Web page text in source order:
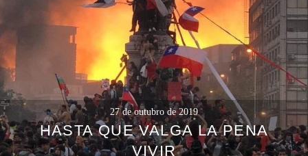
27 de outubro de 2019
HASTA QUE VALGA LA PENA
VIVIR